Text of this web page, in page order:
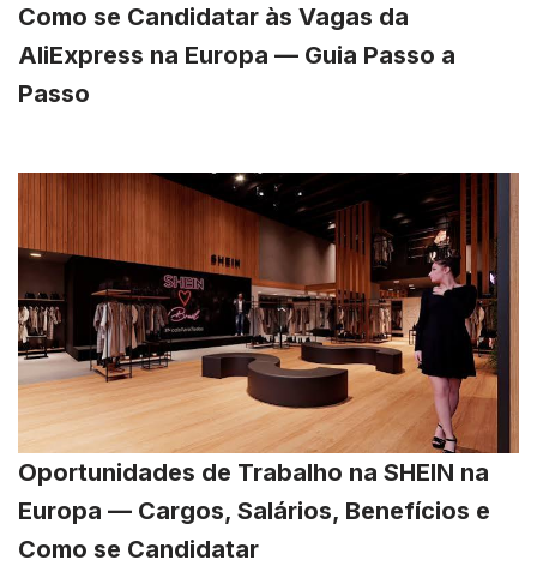
Como se Candidatar às Vagas da
AliExpress na Europa — Guia Passo a
Passo
Oportunidades de Trabalho na SHEIN na
Europa — Cargos, Salários, Benefícios e
Como se Candidatar